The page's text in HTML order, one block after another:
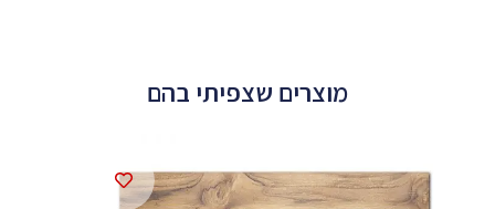
מוצרים שצפיתי בהם